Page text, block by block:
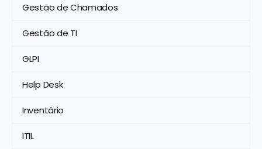
Gestão de Chamados
Gestão de TI
GLPI
Help Desk
Inventário
ITIL